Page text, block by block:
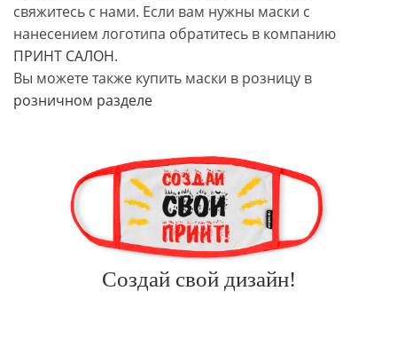
свяжитесь с нами. Если вам нужны маски с
нанесением логотипа обратитесь в компанию
ПРИНТ САЛОН.
Вы можете также купить маски в розницу в
розничном разделе
Создай свой дизайн!